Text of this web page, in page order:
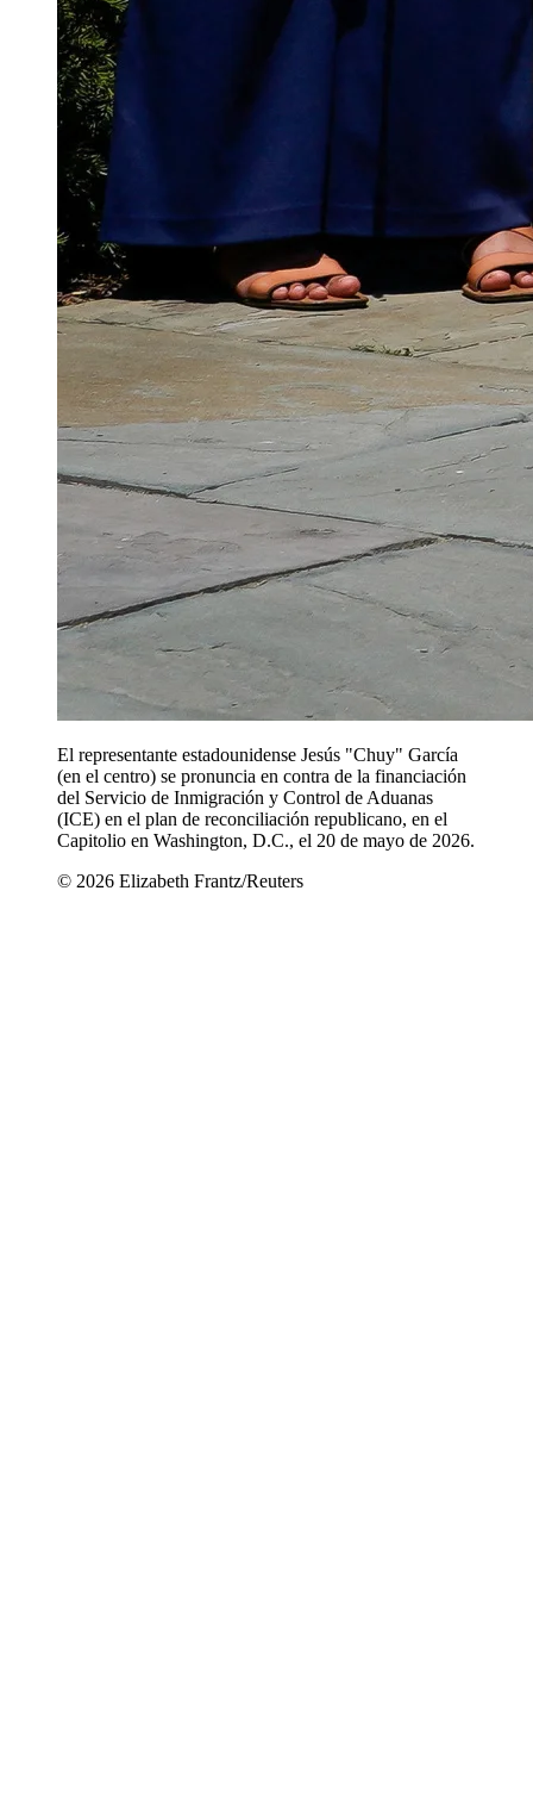
El representante estadounidense Jesús "Chuy" García
(en el centro) se pronuncia en contra de la financiación
del Servicio de Inmigración y Control de Aduanas
(ICE) en el plan de reconciliación republicano, en el
Capitolio en Washington, D.C., el 20 de mayo de 2026.
© 2026 Elizabeth Frantz/Reuters